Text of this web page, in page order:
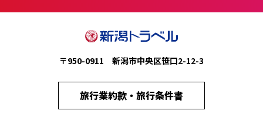
〒950-0911 新潟市中央区笹口2-12-3
旅行業約款・旅行条件書